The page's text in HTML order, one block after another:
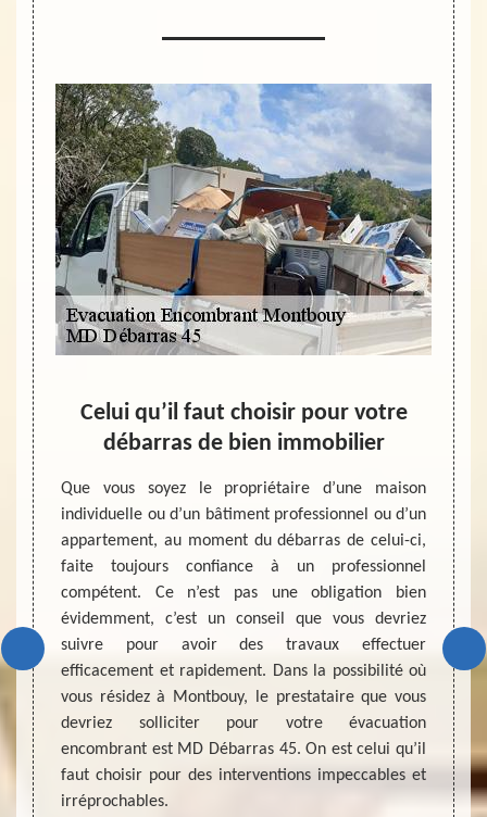
de
Que
d’un
pour
bien
vider
de
au
Celui qu’il faut choisir pour votre
débarras de bien immobilier
Que vous soyez le propriétaire d’une maison
individuelle ou d’un bâtiment professionnel ou d’un
appartement, au moment du débarras de celui-ci,
faite toujours confiance à un professionnel
compétent. Ce n’est pas une obligation bien
évidemment, c’est un conseil que vous devriez
suivre pour avoir des travaux effectuer
efficacement et rapidement. Dans la possibilité où
vous résidez à Montbouy, le prestataire que vous
devriez solliciter pour votre évacuation
encombrant est MD Débarras 45. On est celui qu’il
faut choisir pour des interventions impeccables et
irréprochables.
en
pour
et le
la